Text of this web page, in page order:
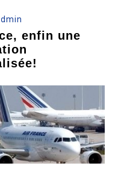
enfin une